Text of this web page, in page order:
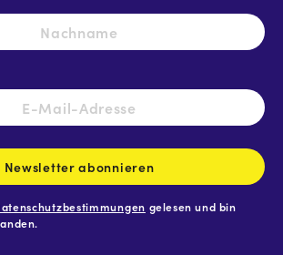
Newsletter abonnieren
gelesen und bin